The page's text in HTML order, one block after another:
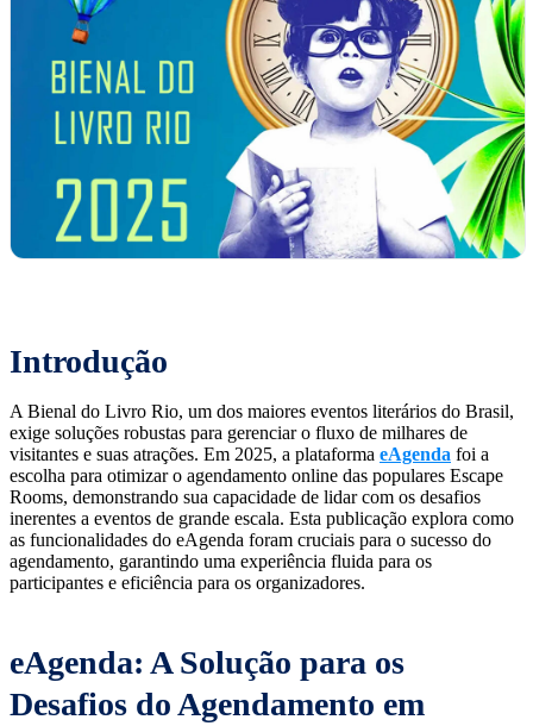
Introdução
A Bienal do Livro Rio, um dos maiores eventos literários do Brasil,
exige soluções robustas para gerenciar o fluxo de milhares de
visitantes e suas atrações. Em 2025, a plataforma eAgenda foi a
escolha para otimizar o agendamento online das populares Escape
Rooms, demonstrando sua capacidade de lidar com os desafios
inerentes a eventos de grande escala. Esta publicação explora como
as funcionalidades do eAgenda foram cruciais para o sucesso do
agendamento, garantindo uma experiência fluida para os
participantes e eficiência para os organizadores.
eAgenda: A Solução para os
Desafios do Agendamento em